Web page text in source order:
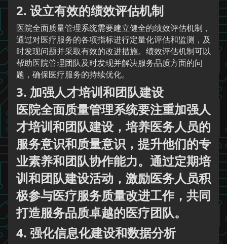
2. 设立有效的绩效评估机制
医院全面质量管理系统需要建立健全的绩效评估机制，
通过对医疗服务的各项指标进行定量化评估和监测，及
时发现问题并采取有效的改进措施。绩效评估机制可以
帮助医院管理团队及时发现并解决服务品质方面的问
题，确保医疗服务的持续优化。
3. 加强人才培训和团队建设
医院全面质量管理系统要注重加强人
才培训和团队建设，培养医务人员的
服务意识和质量意识，提升他们的专
业素养和团队协作能力。通过定期培
训和团队建设活动，激励医务人员积
极参与医疗服务质量改进工作，共同
打造服务品质卓越的医疗团队。
4. 强化信息化建设和数据分析